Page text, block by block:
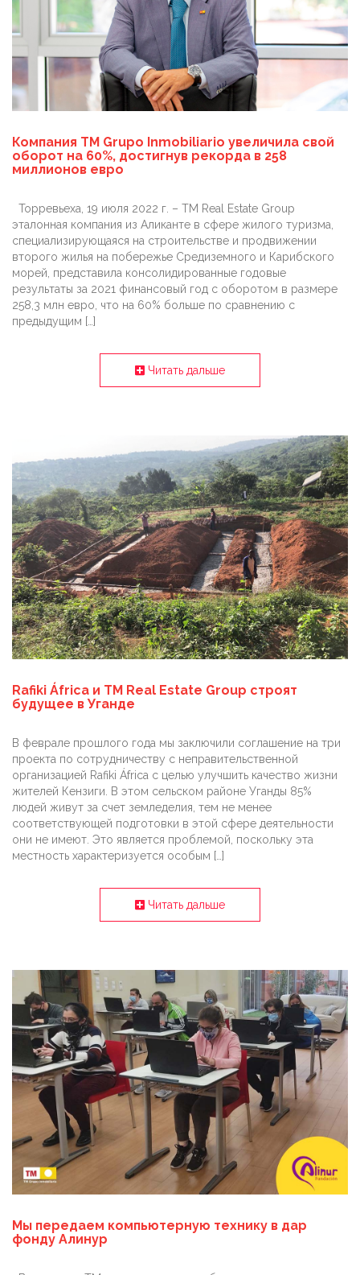
Компания TM Grupo Inmobiliario увеличила свой
оборот на 60%, достигнув рекорда в 258
миллионов евро
Торревьеха, 19 июля 2022 г. – TM Real Estate Group
эталонная компания из Аликанте в сфере жилого туризма,
специализирующаяся на строительстве и продвижении
второго жилья на побережье Средиземного и Карибского
морей, представила консолидированные годовые
результаты за 2021 финансовый год с оборотом в размере
258,3 млн евро, что на 60% больше по сравнению с
предыдущим […]
Читать дальше
Rafiki África и TM Real Estate Group строят
будущее в Уганде
В феврале прошлого года мы заключили соглашение на три
проекта по сотрудничеству с неправительственной
организацией Rafiki África с целью улучшить качество жизни
жителей Кензиги. В этом сельском районе Уганды 85%
людей живут за счет земледелия, тем не менее
соответствующей подготовки в этой сфере деятельности
они не имеют. Это является проблемой, поскольку эта
местность характеризуется особым […]
Читать дальше
Мы передаем компьютерную технику в дар
фонду Алинур